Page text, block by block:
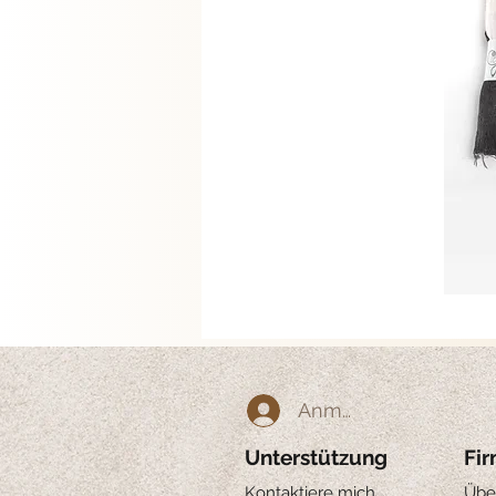
Anmelden
Unterstützung